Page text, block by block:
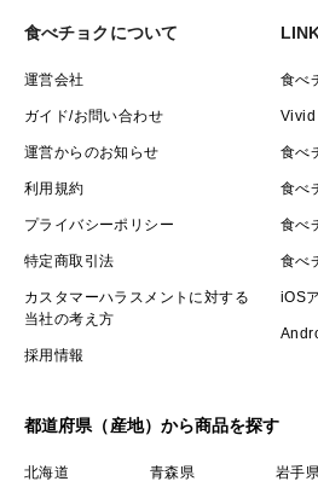
食べチョクについて
運営会社
ガイド/お問い合わせ
運営からのお知らせ
利用規約
プライバシーポリシー
特定商取引法
カスタマーハラスメントに対する
当社の考え方
採用情報
食べ
Vivid
食べ
食べ
食べ
食べ
iOS
都道府県（産地）から商品を探す
北海道 青森県 岩手県